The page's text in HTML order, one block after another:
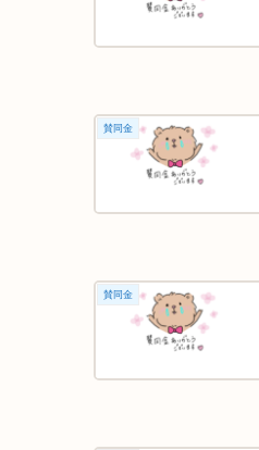
賛同金
賛同金